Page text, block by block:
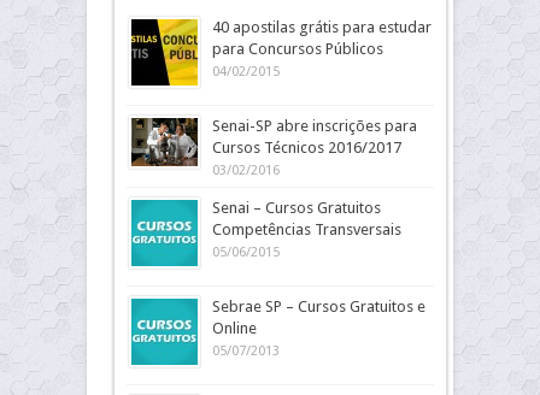
40 apostilas grátis para estudar
para Concursos Públicos
04/02/2015
Senai-SP abre inscrições para
Cursos Técnicos 2016/2017
03/02/2016
Senai – Cursos Gratuitos
Competências Transversais
05/06/2015
Sebrae SP – Cursos Gratuitos e
Online
05/07/2013